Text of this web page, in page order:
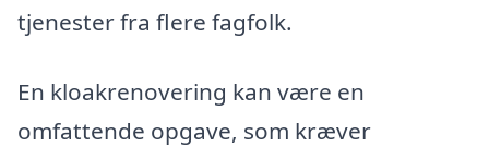
tjenester fra flere fagfolk.
En kloakrenovering kan være en
omfattende opgave, som kræver